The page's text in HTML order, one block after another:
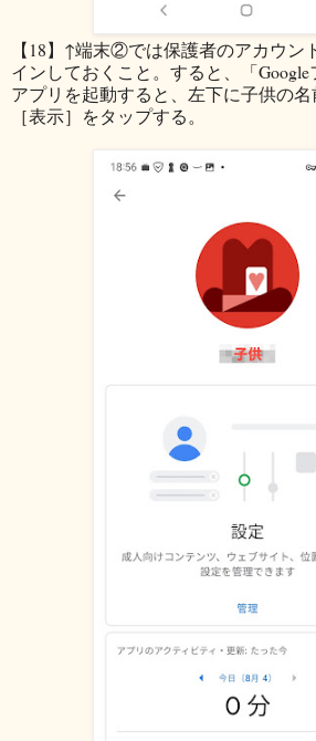
【18】↑端末②では保護者のアカウン
インしておくこと。すると、「Google
アプリを起動すると、左下に子供の名
［表示］をタップする。